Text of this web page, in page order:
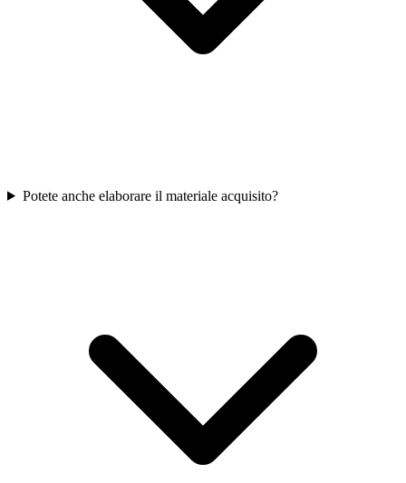
Potete anche elaborare il materiale acquisito?